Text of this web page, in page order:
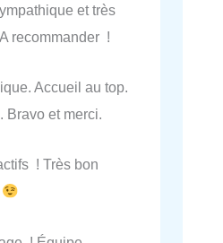
et très
recommander !
Accueil au top.
Bravo et merci.
! Très bon